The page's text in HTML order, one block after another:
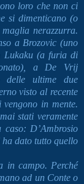
loro che non ci
si dimenticano (o
nerazzurra.
a Brozovic (uno
Lukaku (a furia di
a De Vrij
delle ultime due
visto al recente
in mente.
stati veramente
D’Ambrosio
dato tutto quello
in campo. Perché
ad un Conte o